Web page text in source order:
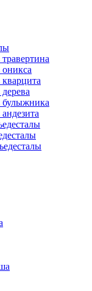
булыжника